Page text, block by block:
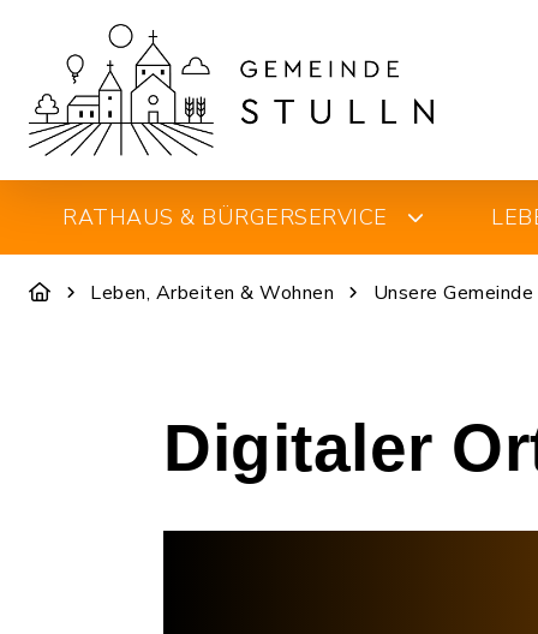
RATHAUS & BÜRGERSERVICE
Leben, Arbeiten & Wohnen Unsere Gemeinde
Digitaler